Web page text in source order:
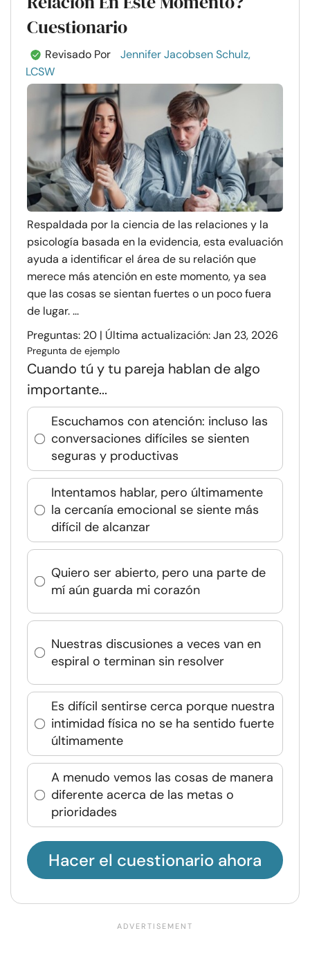
Cuestionario
Revisado Por
Jennifer Jacobsen Schulz,
LCSW
Respaldada por la ciencia de las relaciones y la
psicología basada en la evidencia, esta evaluación
ayuda a identificar el área de su relación que
merece más atención en este momento, ya sea
que las cosas se sientan fuertes o un poco fuera
de lugar. ...
Preguntas: 20 | Última actualización: Jan 23, 2026
Pregunta de ejemplo
Cuando tú y tu pareja hablan de algo
importante...
Escuchamos con atención: incluso las
conversaciones difíciles se sienten
seguras y productivas
Intentamos hablar, pero últimamente
la cercanía emocional se siente más
difícil de alcanzar
Quiero ser abierto, pero una parte de
mí aún guarda mi corazón
Nuestras discusiones a veces van en
espiral o terminan sin resolver
Es difícil sentirse cerca porque nuestra
intimidad física no se ha sentido fuerte
últimamente
A menudo vemos las cosas de manera
diferente acerca de las metas o
prioridades
Hacer el cuestionario ahora